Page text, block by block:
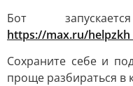
Бот
https://max.ru/
Сохраните себе и
проще разбираться в